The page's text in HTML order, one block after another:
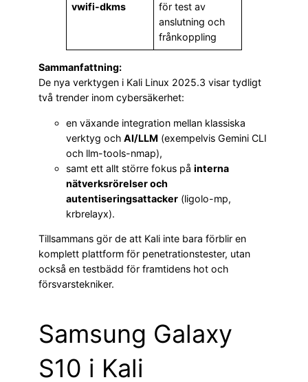
vwifi-dkms
för test av
anslutning och
frånkoppling
Sammanfattning:
De nya verktygen i Kali Linux 2025.3 visar tydligt
två trender inom cybersäkerhet:
en växande integration mellan klassiska
verktyg och AI/LLM (exempelvis Gemini CLI
och llm-tools-nmap),
samt ett allt större fokus på interna
nätverksrörelser och
autentiseringsattacker (ligolo-mp,
krbrelayx).
Tillsammans gör de att Kali inte bara förblir en
komplett plattform för penetrationstester, utan
också en testbädd för framtidens hot och
försvarstekniker.
Samsung Galaxy
S10 i Kali